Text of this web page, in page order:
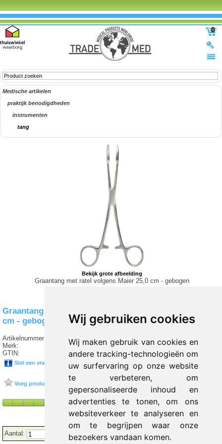
Wij gebruiken cookies
Wij maken gebruik van cookies en
andere tracking-technologieën om
uw surfervaring op onze website
te verbeteren, om
gepersonaliseerde inhoud en
advertenties te tonen, om ons
websiteverkeer te analyseren en
om te begrijpen waar onze
bezoekers vandaan komen.
0
Medische artikelen
praktijk benodigdheden
instrumenten
tang
Bekijk grote afbeelding
Graantang met ratel volgens Maier 25,0 cm - gebogen
Graantang met ratel volgens Maier 25,0
cm - gebogen
Artikelnummer:
Merk:
GTIN:
SERVOPRAX
04052919023713
Stel een vraag over dit product
Voeg product toe aan favorieten
Aantal: